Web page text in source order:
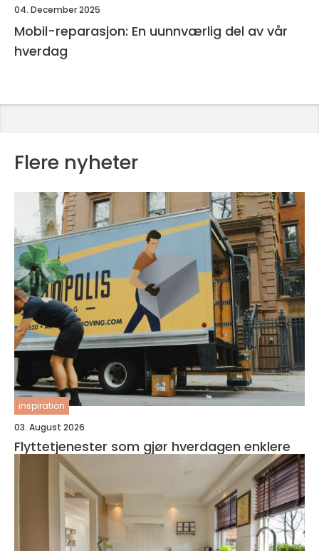
04. December 2025
Mobil-reparasjon: En uunnværlig del av vår
hverdag
Flere nyheter
inspiration
03. August 2026
Flyttetjenester som gjør hverdagen enklere